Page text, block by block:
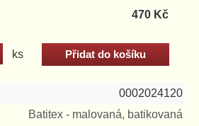
470 Kč
ks
0002024120
Batitex - malovaná, batikovaná